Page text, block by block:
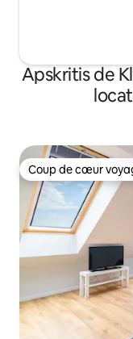
Apskritis de
Coup de cœur
Coup de cœur